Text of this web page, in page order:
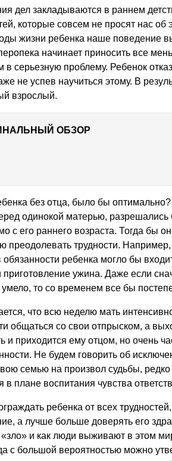
дел закладываются в раннем
которые совсем не просят нас об
жизни ребенка наше поведение
начинает приносить все
серьезную проблему. Ребенок
не успев научиться этому. В
взрослый.
ОБЗОР
без отца, было бы
одинокой матерью,
с его раннего возраста. Тогда бы
трудности.
обязанности ребенка могло бы
ужина. Даже если
умело, то со временем все бы
что всю неделю мать
общаться со свои отпрыском, а
и приходится ему отцом, но очень
Не будем говорить об
семью на произвол судьбы, редко
плане воспитания чувства
ребенка от всех
а лучше больше доверять его
«зло» и как люди выживают в этом
с большой вероятностью можно